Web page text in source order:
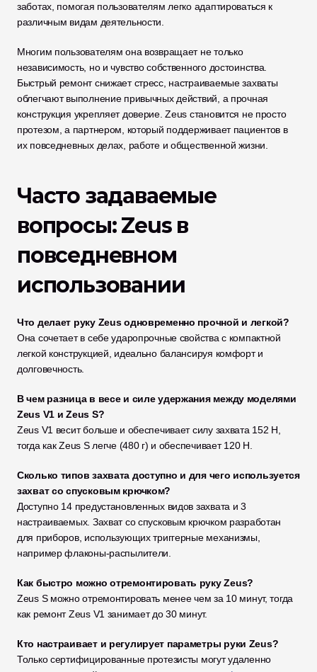
заботах, помогая пользователям легко адаптироваться к
различным видам деятельности.
Многим пользователям она возвращает не только
независимость, но и чувство собственного достоинства.
Быстрый ремонт снижает стресс, настраиваемые захваты
облегчают выполнение привычных действий, а прочная
конструкция укрепляет доверие. Zeus становится не просто
протезом, а партнером, который поддерживает пациентов в
их повседневных делах, работе и общественной жизни.
Часто задаваемые
вопросы: Zeus в
повседневном
использовании
Что делает руку Zeus одновременно прочной и легкой?
Она сочетает в себе ударопрочные свойства с компактной
легкой конструкцией, идеально балансируя комфорт и
долговечность.
В чем разница в весе и силе удержания между моделями
Zeus V1 и Zeus S?
Zeus V1 весит больше и обеспечивает силу захвата 152 Н,
тогда как Zeus S легче (480 г) и обеспечивает 120 Н.
Сколько типов захвата доступно и для чего используется
захват со спусковым крючком?
Доступно 14 предустановленных видов захвата и 3
настраиваемых. Захват со спусковым крючком разработан
для приборов, использующих триггерные механизмы,
например флаконы-распылители.
Как быстро можно отремонтировать руку Zeus?
Zeus S можно отремонтировать менее чем за 10 минут, тогда
как ремонт Zeus V1 занимает до 30 минут.
Кто настраивает и регулирует параметры руки Zeus?
Только сертифицированные протезисты могут удаленно